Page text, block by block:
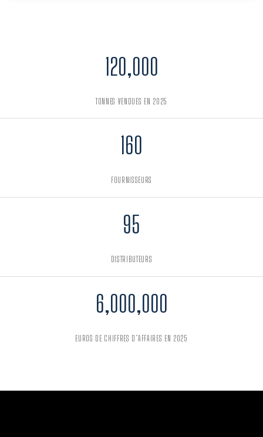
120,000
TONNES VENDUES EN 2025
160
FOURNISSEURS
95
DISTRIBUTEURS
6,000,000
EUROS DE CHIFFRES D’AFFAIRES EN 2025